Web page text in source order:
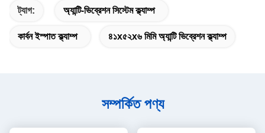
ট্যাগ: অ্যান্টি-ভিব্রেশন সিস্টেম ক্ল্যাম্প
কার্বন ইস্পাত ক্ল্যাম্প ৪১x৫২x৬ মিমি অ্যান্টি ভিব্রেশন ক্ল্যাম্প
সম্পর্কিত পণ্য